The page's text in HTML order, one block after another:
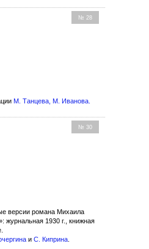
№ 28
М. Танцева М. Иванова
№ 30
версии романа Михаила
журнальная 1930 г., книжная
иС. Киприна